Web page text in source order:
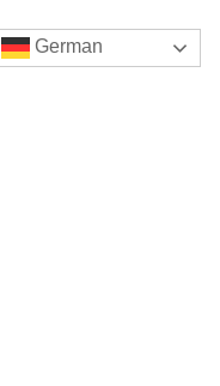
German